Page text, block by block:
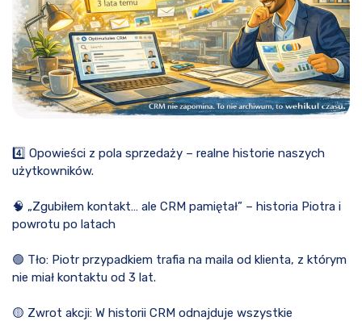
4️⃣ Opowieści z pola sprzedaży – realne historie naszych
użytkowników.
🧠 „Zgubiłem kontakt… ale CRM pamiętał” – historia Piotra i
powrotu po latach
🟢 Tło: Piotr przypadkiem trafia na maila od klienta, z którym
nie miał kontaktu od 3 lat.
🟡 Zwrot akcji: W historii CRM odnajduje wszystkie